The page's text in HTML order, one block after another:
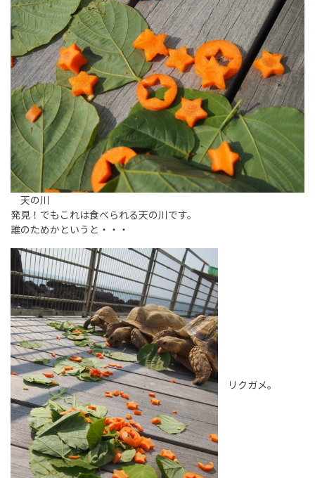
天の川
発見！でもこれは食べられる天の川です。
誰のためかというと・・・
リクガメ。